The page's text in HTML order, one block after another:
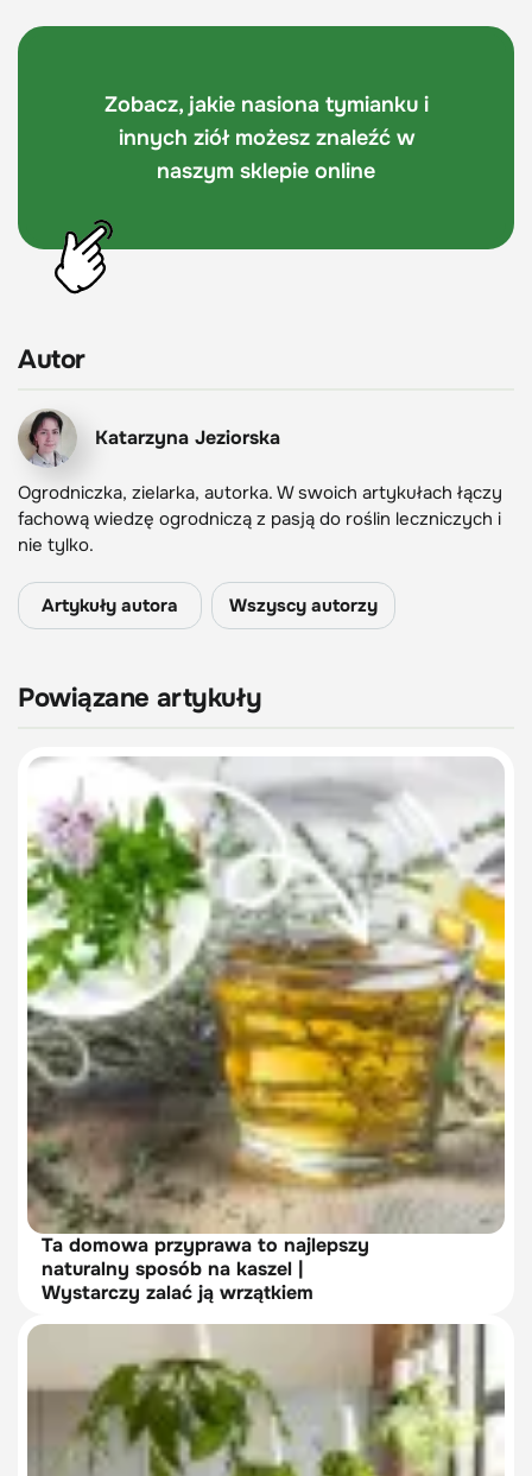
Zobacz, jakie nasiona tymianku i
innych ziół możesz znaleźć w
naszym sklepie online
Autor
Katarzyna Jeziorska
Ogrodniczka, zielarka, autorka. W swoich artykułach łączy
fachową wiedzę ogrodniczą z pasją do roślin leczniczych i
nie tylko.
Artykuły autora Wszyscy autorzy
Powiązane artykuły
Ta domowa przyprawa to najlepszy
naturalny sposób na kaszel |
Wystarczy zalać ją wrzątkiem